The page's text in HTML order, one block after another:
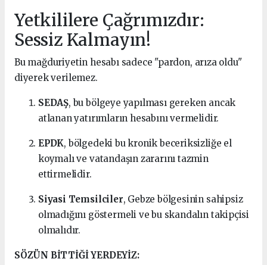
Yetkililere Çağrımızdır:
Sessiz Kalmayın!
Bu mağduriyetin hesabı sadece "pardon, arıza oldu"
diyerek verilemez.
SEDAŞ, bu bölgeye yapılması gereken ancak
atlanan yatırımların hesabını vermelidir.
EPDK, bölgedeki bu kronik beceriksizliğe el
koymalı ve vatandaşın zararını tazmin
ettirmelidir.
Siyasi Temsilciler, Gebze bölgesinin sahipsiz
olmadığını göstermeli ve bu skandalın takipçisi
olmalıdır.
SÖZÜN BİTTİĞİ YERDEYİZ: